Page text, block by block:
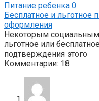
Питание ребенка 0
Бесплатное и льготное
оформления
Некоторым
льготное или
подтверждения этого
Комментарии: 18